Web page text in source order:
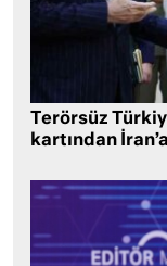
Terörsüz
kartından